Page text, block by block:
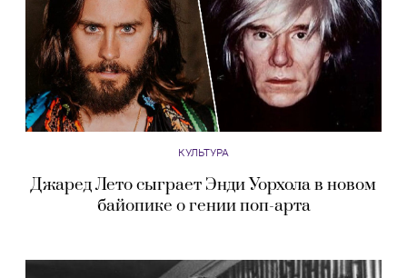
КУЛЬТУРА
Джаред Лето сыграет Энди Уорхола в новом
байопике о гении поп-арта